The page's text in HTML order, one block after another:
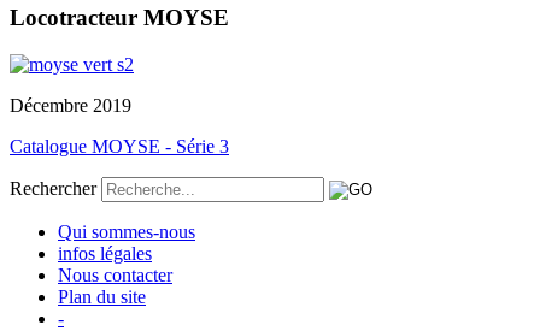
Locotracteur MOYSE
Décembre 2019
Catalogue MOYSE - Série 3
Rechercher
Qui sommes-nous
infos légales
Nous contacter
Plan du site
-